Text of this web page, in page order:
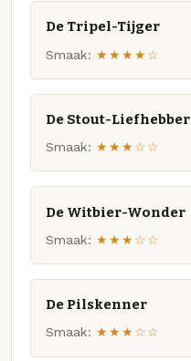
De Tripel-Tijger
Smaak: ★★★★☆
De Stout-Liefhebber
Smaak: ★★★☆☆
De Witbier-Wonder
Smaak: ★★★☆☆
De Pilskenner
Smaak: ★★★☆☆